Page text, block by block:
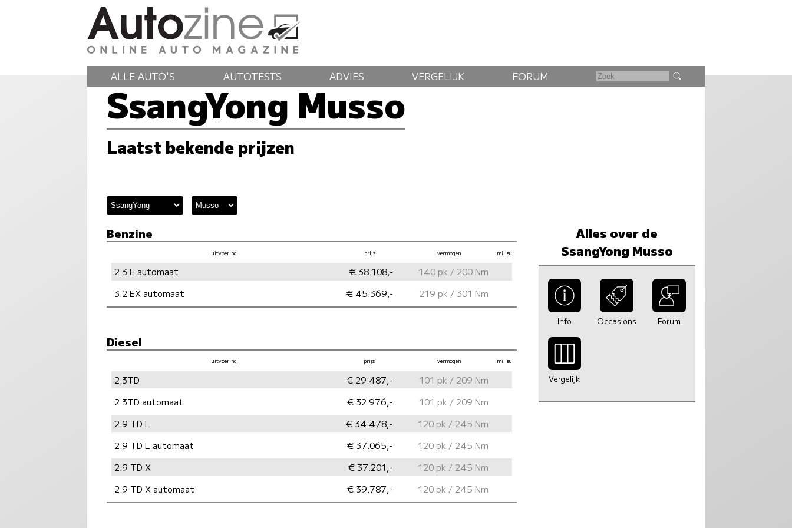
ALLE AUTO'S AUTOTESTS ADVIES VERGELIJK FORUM
SsangYong Musso
Laatst bekende prijzen
Benzine
uitvoering prijs vermogen milieu
2.3 E automaat € 38.108,-
140 pk / 200 Nm
3.2 EX automaat
€ 45.369,- 219 pk / 301 Nm
Diesel
uitvoering prijs vermogen milieu
2.3TD € 29.487,-
101 pk / 209 Nm
2.3TD automaat
€ 32.976,-
101 pk / 209 Nm
2.9 TD L
€ 34.478,-
120 pk / 245 Nm
2.9 TD L automaat
€ 37.065,-
120 pk / 245 Nm
2.9 TD X
€ 37.201,-
120 pk / 245 Nm
2.9 TD X automaat
€ 39.787,- 120 pk / 245 Nm
Alles over de
SsangYong Musso
Info Occasions Forum
Vergelijk